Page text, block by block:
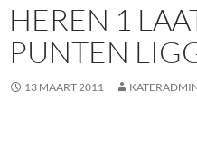
HEREN 1
PUNTEN
13 MAART 2011